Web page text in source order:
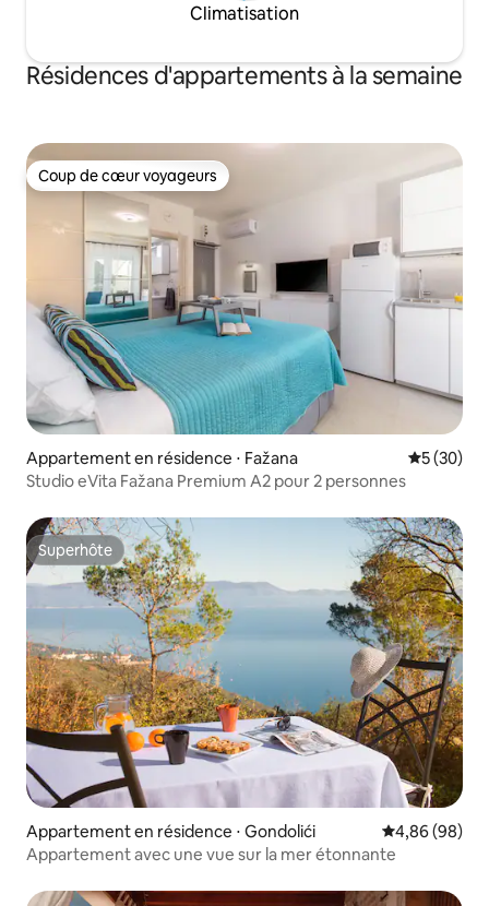
Climatisation
Résidences d'appartements à la semaine
Coup de cœur voyageurs
Coup de cœur voyageurs
Appartement en résidence ⋅ Fažana
5 (30)
Studio eVita Fažana Premium A2 pour 2 personnes
Superhôte
Superhôte
Appartement en résidence ⋅ Gondolići Évaluation
4,86 (98)
Appartement avec une vue sur la mer étonnante